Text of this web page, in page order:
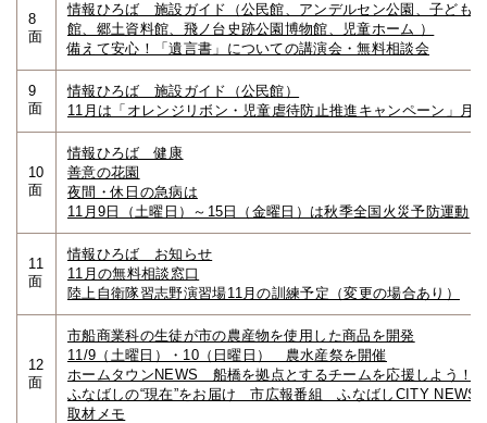
8
面
情報ひろば 施設ガイド（公民館、アンデルセン公園、子ども
館、郷土資料館、飛ノ台史跡公園博物館、児童ホーム ）
備えて安心！「遺言書」についての講演会・無料相談会
9
面
情報ひろば 施設ガイド（公民館）
11月は「オレンジリボン・児童虐待防止推進キャンペーン」月
10
面
情報ひろば 健康
善意の花園
夜間・休日の急病は
11月9日（土曜日）～15日（金曜日）は秋季全国火災予防運動
11
面
情報ひろば お知らせ
11月の無料相談窓口
陸上自衛隊習志野演習場11月の訓練予定（変更の場合あり）
12
面
市船商業科の生徒が市の農産物を使用した商品を開発
11/9（土曜日）・10（日曜日） 農水産祭を開催
ホームタウンNEWS 船橋を拠点とするチームを応援しよう！
ふなばしの“現在”をお届け 市広報番組 ふなばしCITY NEWS
取材メモ